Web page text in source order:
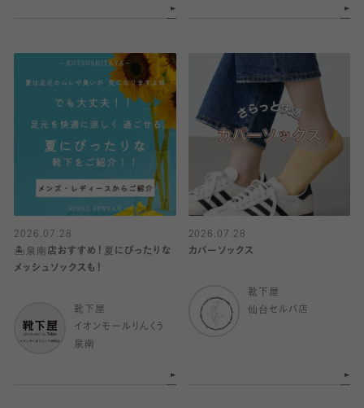
2026.07.28
🏝️泉南店おすすめ！夏にぴったりな
メッシュソックスも！
靴下屋
イオンモールりんくう
泉南
2026.07.28
カバーソックス
靴下屋
仙台セルバ店